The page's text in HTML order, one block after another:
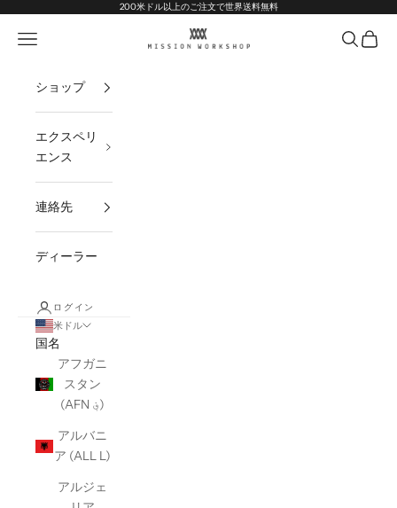
コンテンツへスキップ
Go to Accessibility Statement200米ドル以上のご注文で世界送料無料
MISSION WORKSHOP
ナビゲーションメニューを開く オープン
オー
ショップ
エクスペリ
エンス
連絡先
ディーラー
ログイン
米ドル
国名
アフガニ
スタン
(AFN ؋)
アルバニ
ア (ALL L)
アルジェ